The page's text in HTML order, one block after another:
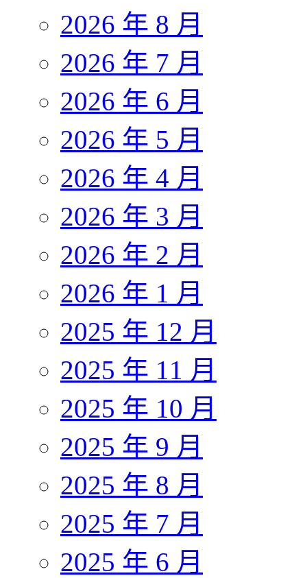
2026 年 8 月
2026 年 7 月
2026 年 6 月
2026 年 5 月
2026 年 4 月
2026 年 3 月
2026 年 2 月
2026 年 1 月
2025 年 12 月
2025 年 11 月
2025 年 10 月
2025 年 9 月
2025 年 8 月
2025 年 7 月
2025 年 6 月